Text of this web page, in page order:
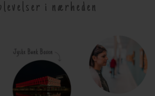
i nærheden